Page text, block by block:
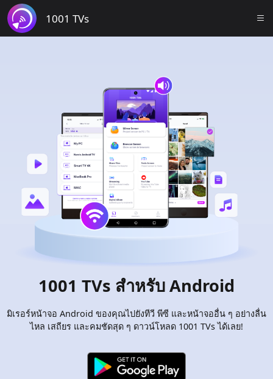
1001 TVs
1001 TVs สำหรับ Android
มิเรอร์หน้าจอ Android ของคุณไปยังทีวี พีซี และหน้าจออื่น ๆ อย่างลื่น
ไหล เสถียร และคมชัดสุด ๆ ดาวน์โหลด 1001 TVs ได้เลย!